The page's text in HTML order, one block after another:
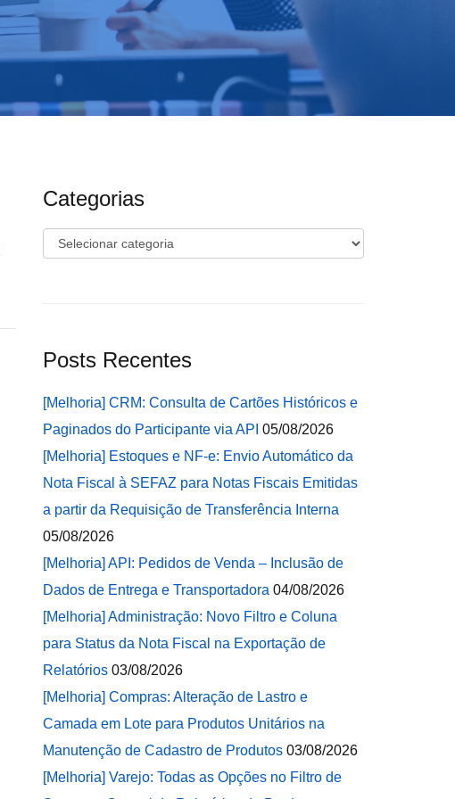
Categorias
Categorias
Posts Recentes
[Melhoria] CRM: Consulta de Cartões Históricos e
Paginados do Participante via API 05/08/2026
[Melhoria] Estoques e NF-e: Envio Automático da
Nota Fiscal à SEFAZ para Notas Fiscais Emitidas
a partir da Requisição de Transferência Interna
05/08/2026
[Melhoria] API: Pedidos de Venda – Inclusão de
Dados de Entrega e Transportadora 04/08/2026
[Melhoria] Administração: Novo Filtro e Coluna
para Status da Nota Fiscal na Exportação de
Relatórios 03/08/2026
[Melhoria] Compras: Alteração de Lastro e
Camada em Lote para Produtos Unitários na
Manutenção de Cadastro de Produtos 03/08/2026
[Melhoria] Varejo: Todas as Opções no Filtro de